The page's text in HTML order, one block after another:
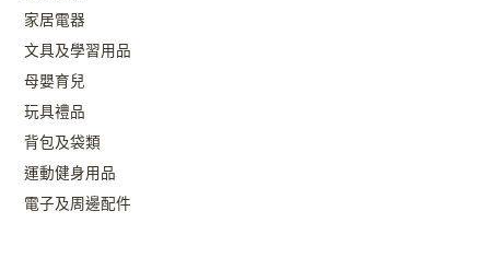
家居電器
文具及學習用品
母嬰育兒
玩具禮品
背包及袋類
運動健身用品
電子及周邊配件